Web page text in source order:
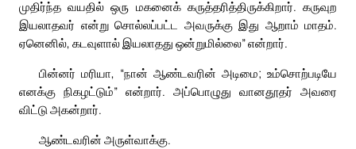
முதிர்ந்த வயதில் ஒரு மகனைக் கருத்தரித்திருக்கிறார். கருவுற
இயலாதவர் என்று சொல்லப்பட்ட அவருக்கு இது ஆறாம் மாதம்.
ஏனெனில், கடவுளால் இயலாதது ஒன்றுமில்லை” என்றார்.
பின்னர் மரியா, “நான் ஆண்டவரின் அடிமை; உம்சொற்படியே
எனக்கு நிகழட்டும்” என்றார். அப்பொழுது வானதூதர் அவரை
விட்டு அகன்றார்.
ஆண்டவரின் அருள்வாக்கு.